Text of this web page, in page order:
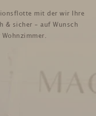
mit der wir Ihre
& sicher - auf Wunsch